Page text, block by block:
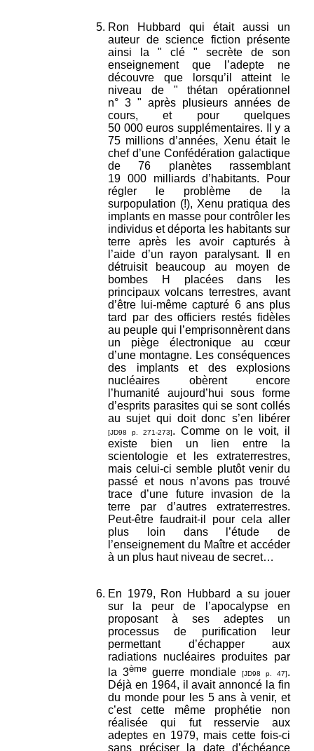
Ron Hubbard qui était aussi un
auteur de science fiction présente
ainsi la " clé " secrète de son
enseignement que l’adepte ne
découvre que lorsqu’il atteint le
niveau de " thétan opérationnel
n° 3 " après plusieurs années de
cours, et pour quelques
50 000 euros supplémentaires. Il y a
75 millions d’années, Xenu était le
chef d’une Confédération galactique
de 76 planètes rassemblant
19 000 milliards d’habitants. Pour
régler le problème de la
surpopulation (!), Xenu pratiqua des
implants en masse pour contrôler les
individus et déporta les habitants sur
terre après les avoir capturés à
l’aide d’un rayon paralysant. Il en
détruisit beaucoup au moyen de
bombes H placées dans les
principaux volcans terrestres, avant
d’être lui-même capturé 6 ans plus
tard par des officiers restés fidèles
au peuple qui l’emprisonnèrent dans
un piège électronique au cœur
d’une montagne. Les conséquences
des implants et des explosions
nucléaires obèrent encore
l’humanité aujourd’hui sous forme
d’esprits parasites qui se sont collés
au sujet qui doit donc s’en libérer
[JD98 p. 271-273]. Comme on le voit, il
existe bien un lien entre la
scientologie et les extraterrestres,
mais celui-ci semble plutôt venir du
passé et nous n’avons pas trouvé
trace d’une future invasion de la
terre par d’autres extraterrestres.
Peut-être faudrait-il pour cela aller
plus loin dans l’étude de
l’enseignement du Maître et accéder
à un plus haut niveau de secret…
En 1979, Ron Hubbard a su jouer
sur la peur de l’apocalypse en
proposant à ses adeptes un
processus de purification leur
permettant d’échapper aux
radiations nucléaires produites par
la 3ème guerre mondiale [JD98 p. 47].
Déjà en 1964, il avait annoncé la fin
du monde pour les 5 ans à venir, et
c’est cette même prophétie non
réalisée qui fut resservie aux
adeptes en 1979, mais cette fois-ci
sans préciser la date d’échéance